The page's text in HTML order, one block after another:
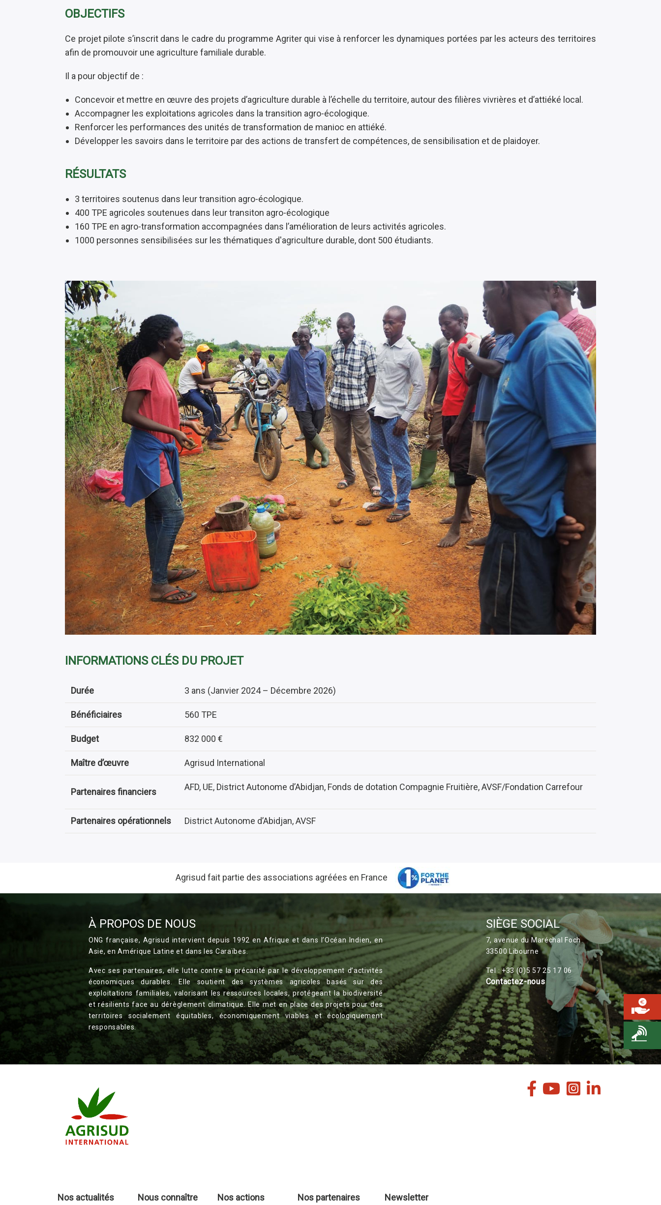
OBJECTIFS
Ce projet pilote s’inscrit dans le cadre du programme Agriter qui vise à renforcer les dynamiques portées par les acteurs des territoires
afin de promouvoir une agriculture familiale durable.
Il a pour objectif de :
Concevoir et mettre en œuvre des projets d’agriculture durable à l’échelle du territoire, autour des filières vivrières et d’attiéké local .
Accompagner les exploitations agricoles dans la transition agro-écologique.
Renforcer les performances des unités de transformation de manioc en attiéké.
Développer les savoirs dans le territoire par des actions de transfert de compétences, de sensibilisation et de plaidoyer.
RÉSULTATS
3 territoires soutenus dans leur transition agro-écologique.
400 TPE agricoles soutenues dans leur transiton agro-écologique
160 TPE en agro-transformation accompagnées dans l’amélioration de leurs activités agricoles.
1000 personnes sensibilisées sur les thématiques d'agriculture durable, dont 500 étudiants.
INFORMATIONS CLÉS DU PROJET
Durée 3 ans (Janvier 2024 – Décembre 2026)
Bénéficiaires 560 TPE
Budget 832 000 €
Maître d’œuvre Agrisud International
Partenaires financiers AFD, UE, District Autonome d’Abidjan, Fonds de dotation Compagnie Fruitière, AVSF/Fondation Carrefour
Partenaires opérationnels District Autonome d’Abidjan, AVSF
Agrisud fait partie des associations agréées en France
À PROPOS DE NOUS
ONG française, Agrisud intervient depuis 1992 en Afrique et dans l’Océan Indien, en
Asie, en Amérique Latine et dans les Caraïbes.
Avec ses partenaires, elle lutte contre la précarité par le développement d’activités
économiques durables. Elle soutient des systèmes agricoles basés sur des
exploitations familiales, valorisant les ressources locales, protégeant la biodiversité
et résilients face au dérèglement climatique. Elle met en place des projets pour des
territoires socialement équitables, économiquement viables et écologiquement
responsables.
SIÈGE SOCIAL
7, avenue du Maréchal Foch
33500 Libourne
Tel : +33 (0)5 57 25 17 06
Contactez-nous
Nos actualités Nous connaître Nos actions Nos partenaires Newsletter